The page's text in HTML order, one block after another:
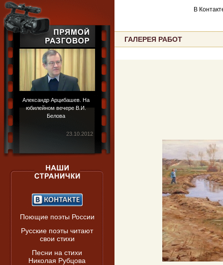
Александр Арцибашев. На
юбилейном вечере В.И.
Белова
23.10.2012
Поющие поэты России
Русские поэты читают
свои стихи
Песни на стихи
Николая Рубцова
В
ГАЛЕРЕЯ РАБОТ